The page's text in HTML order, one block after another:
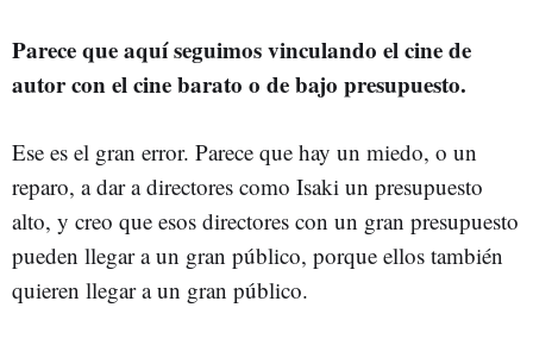
Parece que aquí seguimos vinculando el cine de
autor con el cine barato o de bajo presupuesto.
Ese es el gran error. Parece que hay un miedo, o un
reparo, a dar a directores como Isaki un presupuesto
alto, y creo que esos directores con un gran presupuesto
pueden llegar a un gran público, porque ellos también
quieren llegar a un gran público.